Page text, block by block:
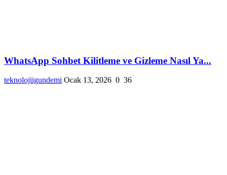
WhatsApp Sohbet Kilitleme ve Gizleme Nasıl Ya...
teknolojiigundemi Ocak 13, 2026 0 36